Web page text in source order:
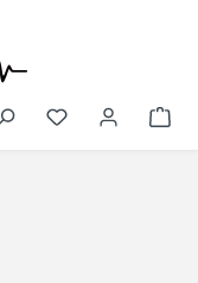
Du hast 0